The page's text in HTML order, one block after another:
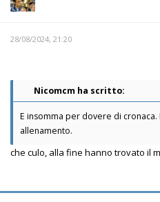
28/08/2024, 21:20
Nicomcm ha scritto:
E insomma per dovere di
allenamento.
che culo, alla fine hanno trovato il